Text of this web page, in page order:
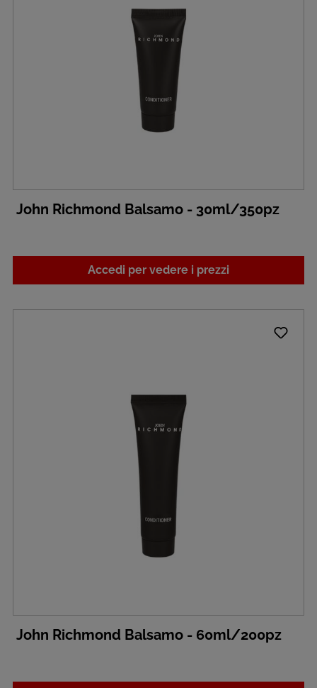
John Richmond Balsamo - 30ml/350pz
Accedi per vedere i prezzi
John Richmond Balsamo - 60ml/200pz